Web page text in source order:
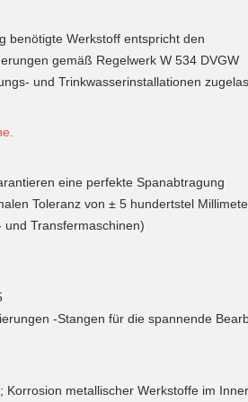
benötigte Werkstoff entspricht den
gemäß Regelwerk W 534 DVGW
und Trinkwasserinstallationen
eine perfekte Spanabtragung
Toleranz von ± 5 hundertstel
und Transfermaschinen)
-Stangen für die spannende
Korrosion metallischer Werkstoffe im